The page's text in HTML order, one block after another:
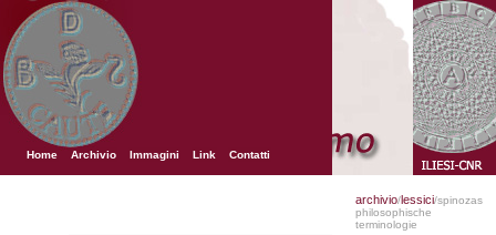
Home Archivio Immagini Link Contatti
archivio/lessici/spinozas
philosophische
terminologie